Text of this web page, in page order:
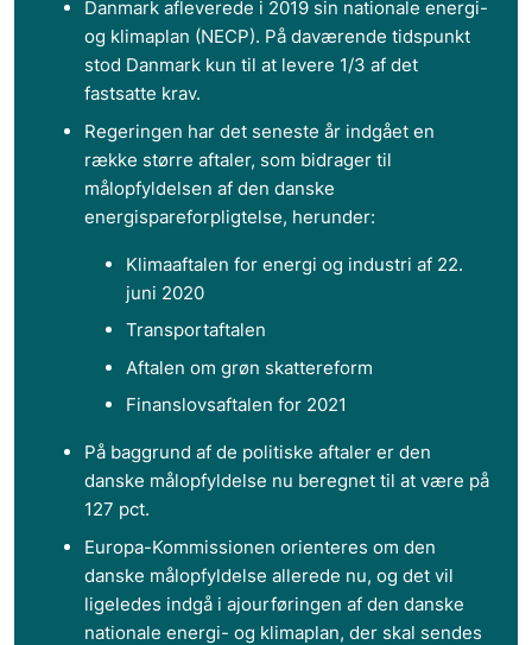
Danmark afleverede i 2019 sin nationale energi-
og klimaplan (NECP). På daværende tidspunkt
stod Danmark kun til at levere 1/3 af det
fastsatte krav.
Regeringen har det seneste år indgået en
række større aftaler, som bidrager til
målopfyldelsen af den danske
energispareforpligtelse, herunder:
Klimaaftalen for energi og industri af 22.
juni 2020
Transportaftalen
Aftalen om grøn skattereform
Finanslovsaftalen for 2021
På baggrund af de politiske aftaler er den
danske målopfyldelse nu beregnet til at være på
127 pct.
Europa-Kommissionen orienteres om den
danske målopfyldelse allerede nu, og det vil
ligeledes indgå i ajourføringen af den danske
nationale energi- og klimaplan, der skal sendes